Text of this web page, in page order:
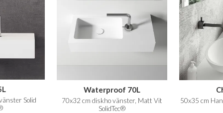
Solid
Waterproof 70L
70x32 cm diskho vänster, Matt Vit
SolidTec®
50x35 cm